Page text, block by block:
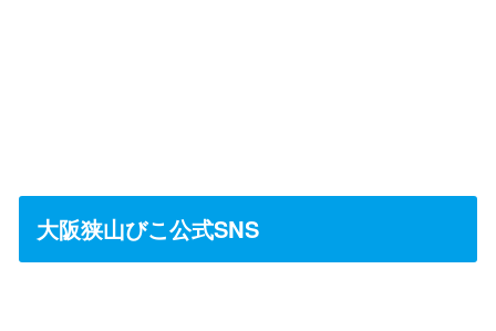
大阪狭山びこ公式SNS